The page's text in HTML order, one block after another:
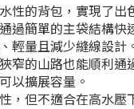
性的背包，實現了出
過簡單的主袋結構快
輕量且減少縫線設計
窄的山路也能順利
以擴展容量。
，但不適合在高水壓